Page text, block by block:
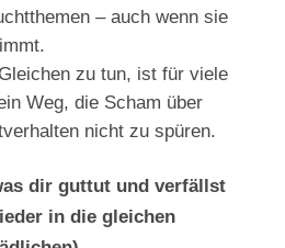
– auch wenn sie
zu tun, ist für viele
Weg, die Scham über
nicht zu spüren.
dir guttut und verfällst
in die gleichen